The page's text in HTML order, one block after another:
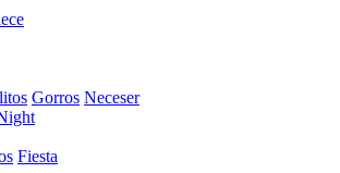
Gorros Neceser
Fiesta